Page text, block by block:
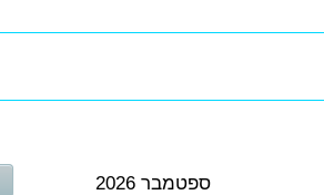
ספטמבר 2026